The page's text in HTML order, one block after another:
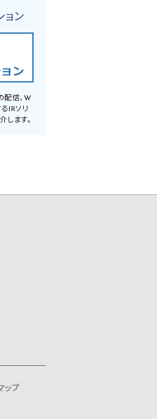
ョン
配信、W
IRソリ
します。
ップ